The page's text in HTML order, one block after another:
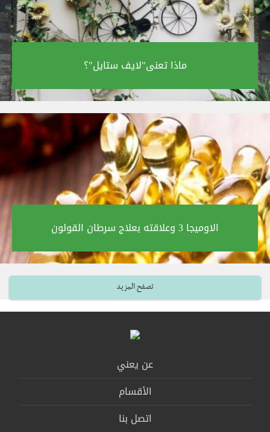
ماذا تعنى"لايف ستايل"؟‎
الاوميجا 3 وعلاقته بعلاج سرطان القولون‎
تصفح المزيد
عن يعني
الأقسام
اتصل بنا